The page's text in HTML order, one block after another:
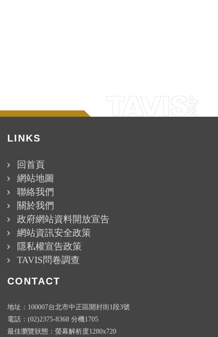
LINKS
回首頁
網站地圖
聯絡我們
關於我們
政府網站資料開放宣告
網站資訊安全政策
隱私權宣告政策
TAVIS問卷調查
CONTACT
地址：100007台北市中正區開封街1段3號
電話：(02)2375-8368 分機1705
最佳瀏覽狀態：螢幕解析度1280x720